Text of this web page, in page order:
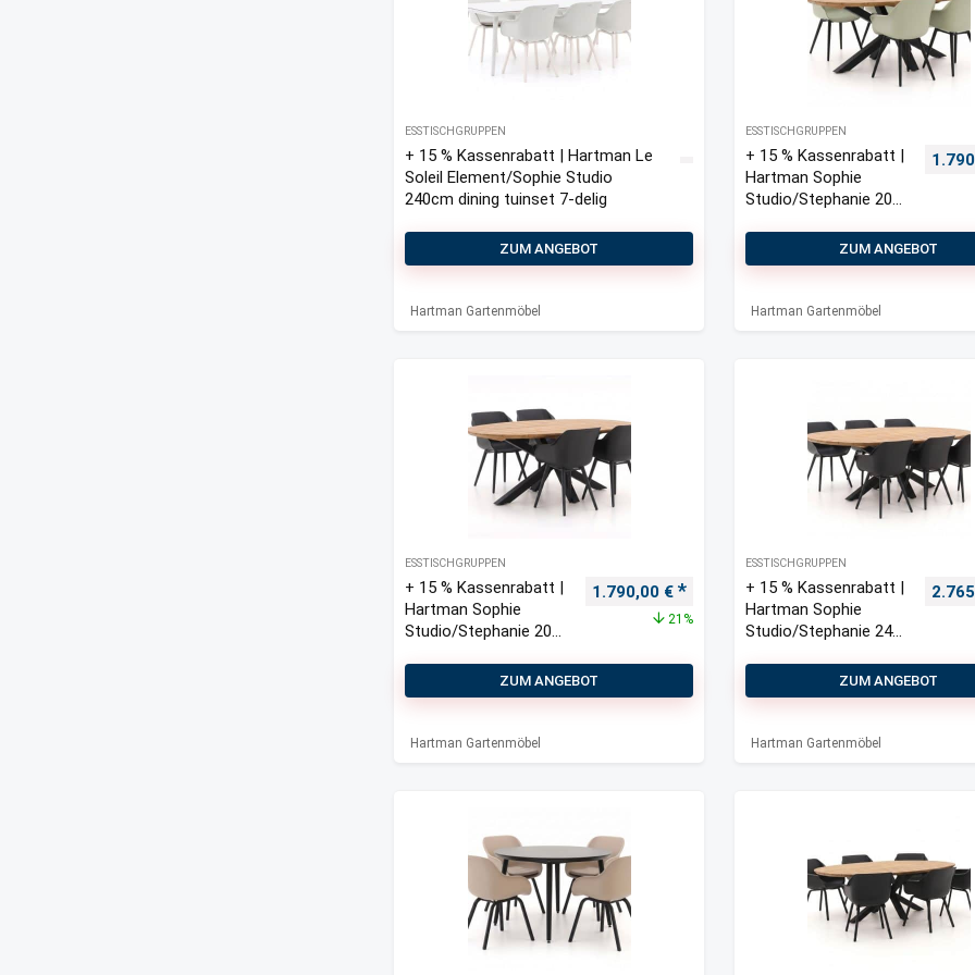
ESSTISCHGRUPPEN
+ 15 % Kassenrabatt | Hartman Le
Soleil Element/Sophie Studio
240cm dining tuinset 7-delig
ZUM ANGEBOT
Hartman Gartenmöbel
ESSTISCHGRUPPEN
+ 15 % Kassenrabatt |
Hartman Sophie
Studio/Stephanie 200
ZUM ANGEBOT
Hartman Gartenmöbel
ESSTISCHGRUPPEN
+ 15 % Kassenrabatt |
Hartman Sophie
Studio/Stephanie 200
Ursprünglicher Preis war: 2.280,00 €
1.790,00 € Aktueller Preis ist: 1.790,00 €.
21%
ZUM ANGEBOT
Hartman Gartenmöbel
ESSTISCHGRUPPEN
+ 15 % Kassenrabatt |
Hartman Sophie
Studio/Stephanie 240
ZUM ANGEBOT
Hartman Gartenmöbel